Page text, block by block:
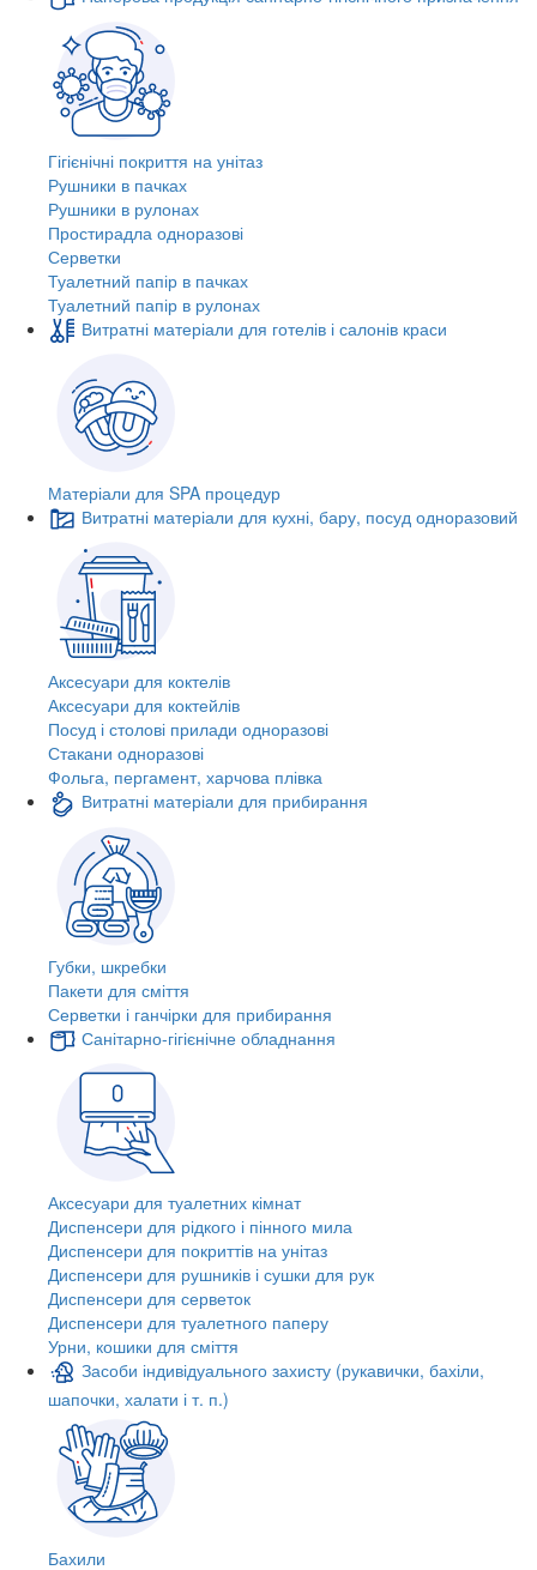
Гігієнічні покриття на унітаз
Рушники в пачках
Рушники в рулонах
Простирадла одноразові
Серветки
Туалетний папір в пачках
Туалетний папір в рулонах
Витратні матеріали для готелів і салонів краси
Матеріали для SPA процедур
Витратні матеріали для кухні, бару, посуд одноразовий
Аксесуари для коктелів
Аксесуари для коктейлів
Посуд і столові прилади одноразові
Стакани одноразові
Фольга, пергамент, харчова плівка
Витратні матеріали для прибирання
Губки, шкребки
Пакети для сміття
Серветки і ганчірки для прибирання
Санітарно-гігієнічне обладнання
Аксесуари для туалетних кімнат
Диспенсери для рідкого і пінного мила
Диспенсери для покриттів на унітаз
Диспенсери для рушників і сушки для рук
Диспенсери для серветок
Диспенсери для туалетного паперу
Урни, кошики для сміття
Засоби індивідуального захисту (рукавички, бахіли,
шапочки, халати і т. п.)
Бахили